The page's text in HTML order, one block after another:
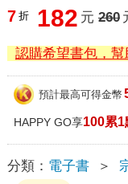
7 折 182 元 260
認購希望書包，幫
預計最高可得金幣
HAPPY GO享100累1
分類： 電子書 ＞